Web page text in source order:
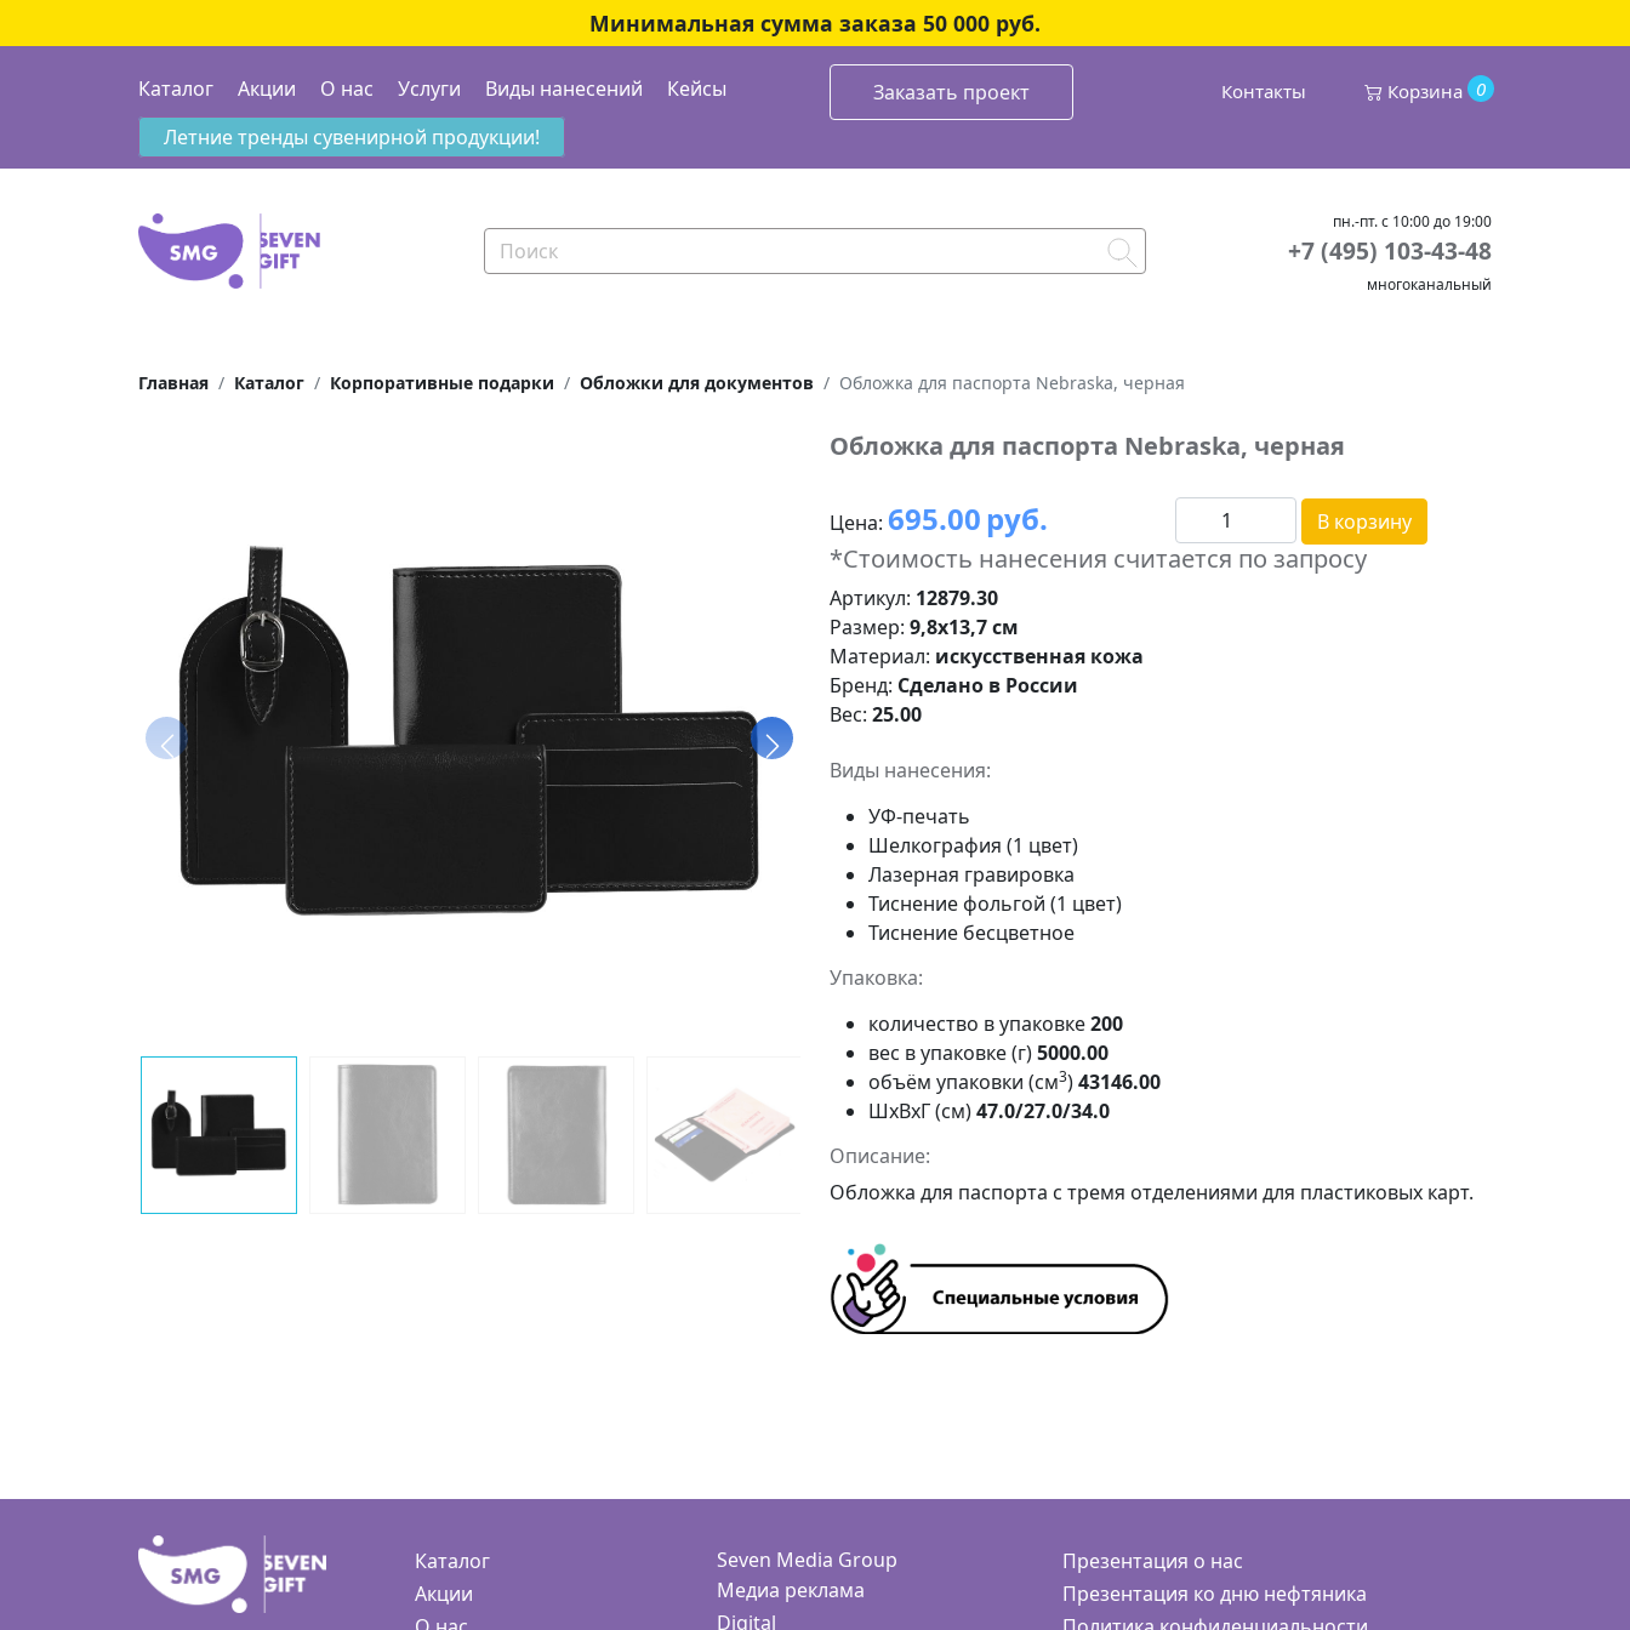
Минимальная сумма заказа 50 000 руб.
Каталог Акции О нас Услуги Виды нанесений Кейсы Заказать проект Контакты 0
Корзина
Летние тренды сувенирной продукции!
пн.-пт. с 10:00 до 19:00
+7 (495) 103-43-48
многоканальный
Главная Каталог Корпоративные подарки Обложки для документов Обложка для паспорта Nebraska, черная
Обложка для паспорта Nebraska, черная
Цена: 695.00 руб. В корзину
*Стоимость нанесения считается по запросу
Артикул: 12879.30
Размер: 9,8х13,7 см
Материал: искусственная кожа
Бренд: Сделано в России
Вес: 25.00
Виды нанесения:
УФ-печать
Шелкография (1 цвет)
Лазерная гравировка
Тиснение фольгой (1 цвет)
Тиснение бесцветное
Упаковка:
количество в упаковке200
вес в упаковке (г)5000.00
объём упаковки (см3)43146.00
ШxВxГ (см)47.0/27.0/34.0
Описание:
Обложка для паспорта с тремя отделениями для пластиковых карт.
Каталог
Акции
Seven Media Group
Медиа реклама
Digital
Презентация о нас
Презентация ко дню нефтяника